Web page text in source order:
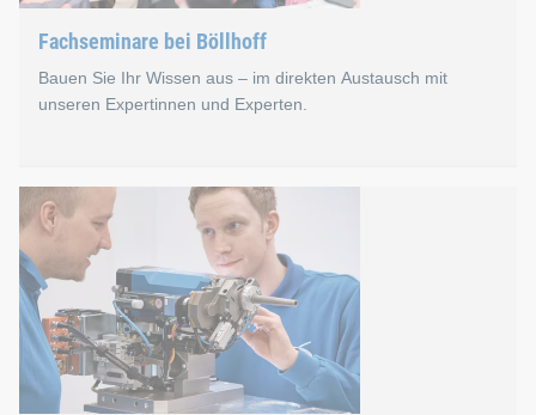
Fachseminare bei Böllhoff
Bauen Sie Ihr Wissen aus – im direkten Austausch mit
unseren Expertinnen und Experten.
Fachseminare bei Böllhoff
Das Herz unserer 360° Verbindungstechnik schlägt im
Neben dem persönlichen Austausch steht bei unseren